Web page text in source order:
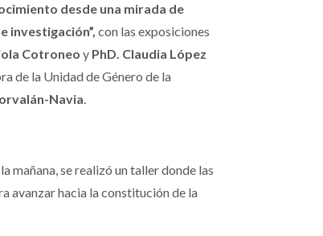
desde una mirada de
investigación”, con las exposiciones
Cotroneo y PhD. Claudia López
de la Unidad de Género de la
Navia.
mañana, se realizó un taller donde las
avanzar hacia la constitución de la